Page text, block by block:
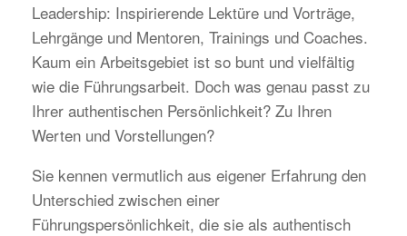
Leadership: Inspirierende Lektüre und Vorträge,
Lehrgänge und Mentoren, Trainings und Coaches.
Kaum ein Arbeitsgebiet ist so bunt und vielfältig
wie die Führungsarbeit. Doch was genau passt zu
Ihrer authentischen Persönlichkeit? Zu Ihren
Werten und Vorstellungen?
Sie kennen vermutlich aus eigener Erfahrung den
Unterschied zwischen einer
Führungspersönlichkeit, die sie als authentisch